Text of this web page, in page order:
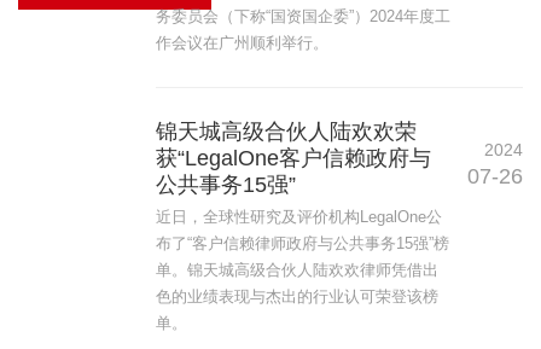
务委员会（下称“国资国企委”）2024年度工
作会议在广州顺利举行。
锦天城高级合伙人陆欢欢荣
获“LegalOne客户信赖政府与
公共事务15强”
近日，全球性研究及评价机构LegalOne公
布了“客户信赖律师政府与公共事务15强”榜
单。锦天城高级合伙人陆欢欢律师凭借出
色的业绩表现与杰出的行业认可荣登该榜
单。
2024
07-26